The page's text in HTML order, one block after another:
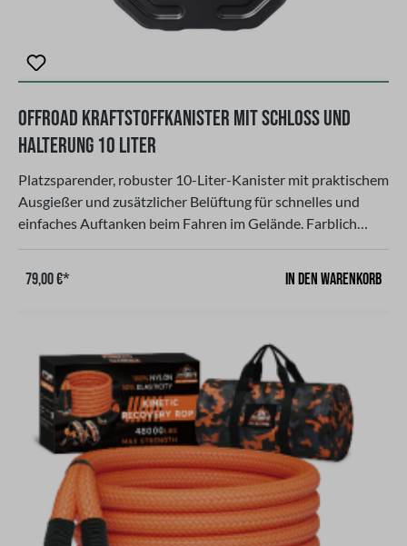
Offroad Kraftstoffkanister mit Schloss und
Halterung 10 Liter
Platzsparender, robuster 10-Liter-Kanister mit praktischem
Ausgießer und zusätzlicher Belüftung für schnelles und
einfaches Auftanken beim Fahren im Gelände. Farblich
hergestellt aus hochwertigem verzinktem Stahl für
geprüftes Material für höchste Stabilität
und Haltbarkeit unter härtesten Bedingungen. Mit extra
auslaufsicheren Verschluss und widerstandsfähiger
Dichtung und extra dicker Materialstärke. Außenmontage,
z.B. auf dem Dach oder an der Fahrzeugseite - kein
Problem! Größe: 34 cm x 47 cm x 10 cm, Gewicht: 2,9 kg aus
Polyethylene, 10 Liter KanisterMit einem Halter und
abschließbaren Schloss mit Schlüssel! Zertifiziert als
Kraftstoffkanister mit EU Zertifizierung!Dieses Produkt gilt
79,00 €* In den Warenkorb